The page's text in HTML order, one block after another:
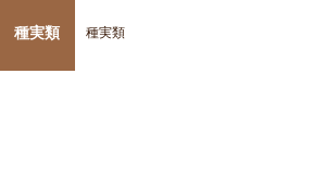
種実類 種実類